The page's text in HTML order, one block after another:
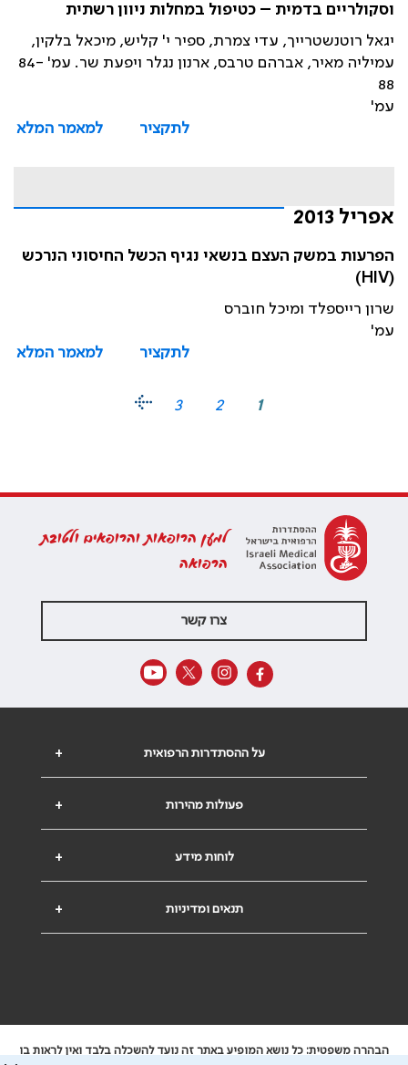
וסקולריים בדמית – כטיפול במחלות ניוון רשתית
יגאל רוטנשטרייך, עדי צמרת, ספיר י' קליש, מיכאל בלקין,
עמיליה מאיר, אברהם טרבס, ארנון נגלר ויפעת שר. עמ' 84-
88
עמ'
לתקציר
למאמר המלא
אפריל 2013
הפרעות במשק העצם בנשאי נגיף הכשל החיסוני הנרכש
(HIV)
שרון רייספלד ומיכל חוברס
עמ'
לתקציר
למאמר המלא
1
2
3
למען הרופאות והרופאים ולטובת
הרפואה
צרו קשר
+ על ההסתדרות הרפואית
+ פעולות מהירות
+ לוחות מידע
+ תנאים ומדיניות
הבהרה משפטית: כל נושא המופיע באתר זה נועד להשכלה בלבד ואין לראות בו